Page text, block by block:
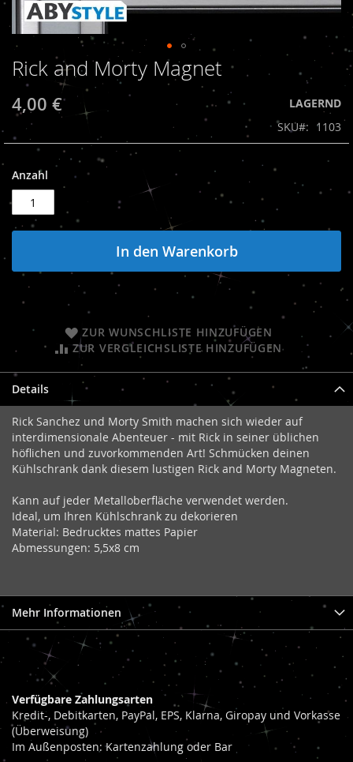
Zum
Anfang
der
Bildergalerie
springen
Rick and Morty Magnet
4,00 €
LAGERND
SKU
1103
Anzahl
In den Warenkorb
ZUR WUNSCHLISTE HINZUFÜGEN
ZUR VERGLEICHSLISTE HINZUFÜGEN
Details
Rick Sanchez und Morty Smith machen sich wieder auf
interdimensionale Abenteuer - mit Rick in seiner üblichen
höflichen und zuvorkommenden Art! Schmücken deinen
Kühlschrank dank diesem lustigen Rick and Morty Magneten.
Kann auf jeder Metalloberfläche verwendet werden.
Ideal, um Ihren Kühlschrank zu dekorieren
Material: Bedrucktes mattes Papier
Abmessungen: 5,5x8 cm
Mehr Informationen
Verfügbare Zahlungsarten
Kredit-, Debitkarten, PayPal, EPS, Klarna, Giropay und Vorkasse
(Überweisung)
Im Außenposten: Kartenzahlung oder Bar